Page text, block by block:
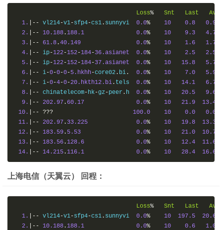
Loss% Snt Last
Avg
1.
|-- vl214-v1-sfp4-cs1 . sunnyvi 0.0% 10 0.8
0.9
2.
|-- 10.188 . 188.1 0.0% 10 9.3
4.7
3.
|-- 61.8 .40.149 0.0% 10 1.6
1.7
4.
|-- ip-122-152-184-36.asianet 0.0% 10 2.5
2.5
5.
|-- ip-122-152-184-37.asianet 0.0% 10 15.8
5.7
6.
|-- i-0-0-0-5.hkhh-core02 . bi . 0.0% 10 7.0
5.9
7.
|-- i-0-4-0-20.hkth12.bi . tels 0.0% 10 14.1
6.7
8.
|-- chinatelecom-hk-gz-peer . h 0.0% 10 20.5
9.6
9.
|-- 202.97 . 60.17 0.0% 10 21.9
13.4
10.
|-- ??? 100.0 10 0.0
0.0
11.
|-- 202.97 . 33.225 0.0% 10 19.8
13.3
12.
|-- 183.59 . 5.53 0.0% 10 21.0
10.7
13.
|-- 183.56 . 128.6 0.0% 10 12.4
11.6
14.
|-- 14.215 . 116.1 0.0% 10 28.4 16.6
上海电信（天翼云） 回程：
Loss% Snt Last
Avg
1.
|-- vl214-v1-sfp4-cs1 . sunnyvi 0.0% 10 197.5
20.6
2.
|-- 10.188 . 188.1 0.0% 10 0.6
1.0